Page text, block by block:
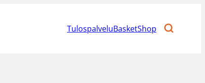
TulospalveluBasketShop